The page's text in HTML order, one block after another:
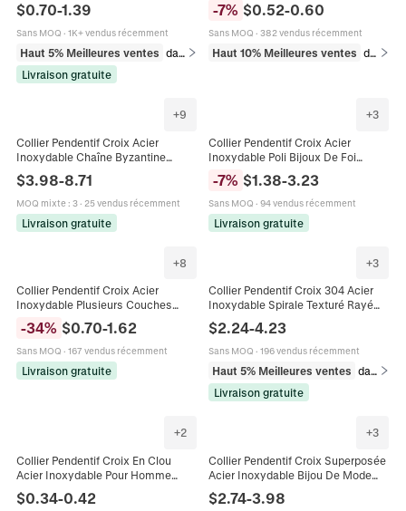
Mode Punk Style Minimaliste
$0.70-1.39
Sans MOQ · 1K+ vendus récemment
Haut 5% Meilleures ventes
dans Colliers beaded pour homme
Livraison gratuite
Femmes Style Religieux Punk Rock
-7% $0.52-0.60
Sans MOQ · 382 vendus récemment
Haut 10% Meilleures ventes dans Colliers
+9
Collier Pendentif Croix Acier
Inoxydable Chaîne Byzantine
Bijoux Pour Hommes
$3.98-8.71
MOQ mixte: 3· 25 vendus récemment
Livraison gratuite
+3
Collier Pendentif Croix Acier
Inoxydable Poli Bijoux De Foi
Hop Casual
-7% $1.38-3.23
Sans MOQ · 94 vendus récemment
Livraison gratuite
+8
Collier Pendentif Croix Acier
Inoxydable Plusieurs Couches
Chaîne De Corde Bijoux Pour
Hommes Style Hip Hop
-34% $0.70-1.62
Sans MOQ · 167 vendus récemment
Livraison gratuite
+3
Collier Pendentif Croix 304 Acier
Inoxydable Spirale Texturé Rayé
Rétro Hip Hop Bijoux Pour Hommes
$2.24-4.23
Sans MOQ · 196 vendus récemment
Haut 5% Meilleures ventes
dans Colliers
Livraison gratuite
+2
Collier Pendentif Croix En Clou
Acier Inoxydable Pour Homme
Rétro Avec Chaîne
$0.34-0.42
+3
Collier Pendentif Croix Superposée
Acier Inoxydable Bijou De Mode
Hommes
$2.74-3.98